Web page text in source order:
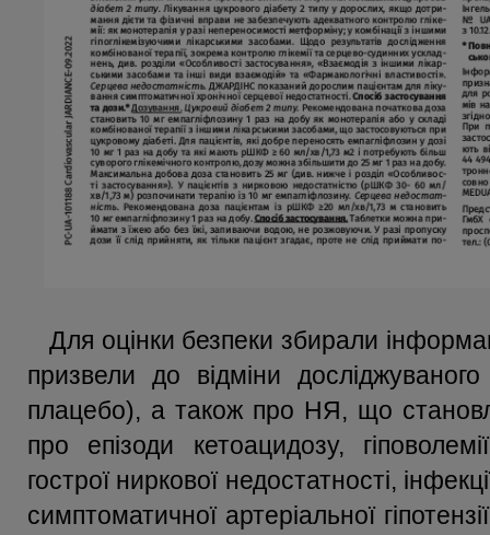
Для оцінки безпеки збирали
призвели до відміни
плацебо), а також про НЯ, що
про епізоди кетоацидозу,
гострої ниркової недостатності,
симптоматичної артеріальної